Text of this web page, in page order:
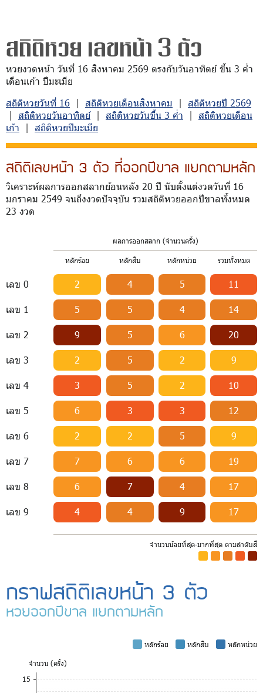
สถิติหวย เลขหน้า 3 ตัว
หวยงวดหน้า วันที่ 16 สิงหาคม 2569 ตรงกับวันอาทิตย์ ขึ้น 3 ค่ำ
เดือนเก้า ปีมะเมีย
สถิติหวยวันที่ 16 | สถิติหวยเดือนสิงหาคม | สถิติหวยปี 2569
| สถิติหวยวันอาทิตย์| สถิติหวยวันขึ้น 3 ค่ำ | สถิติหวยเดือน
เก้า | สถิติหวยปีมะเมีย
สถิติเลขหน้า 3 ตัว ที่ออกปีขาล แยกตามหลัก
วิเคราะห์ผลการออกสลากย้อนหลัง 20 ปี นับตั้งแต่งวดวันที่ 16
มกราคม 2549 จนถึงงวดปัจจุบัน รวมสถิติหวยออกปีขาลทั้งหมด
23 งวด
ผลการออกสลาก (จำนวนครั้ง)
หลักร้อย หลักสิบ หลักหน่วย รวมทั้งหมด
เลข 0 2 4 5 11
เลข 1 5 5 4 14
เลข 2 9 5 6 20
เลข 3 2 5 2 9
เลข 4 3 5 2 10
เลข 5 6 3 3 12
เลข 6 2 2 5 9
เลข 7 7 6 6 19
เลข 8 6 7 4 17
เลข 9 4 4 9 17
จำนวนน้อยที่สุด-มากที่สุด ตามลำดับสี
กราฟสถิติเลขหน้า 3 ตัว
หวยออกปีขาล แยกตามหลัก
หลักร้อย หลักสิบ
หลักหน่วย
จำนวน (ครั้ง)
15